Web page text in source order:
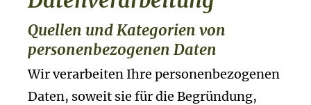
Quellen und Kategorien von
personenbezogenen Daten
Wir verarbeiten Ihre personenbezogenen
Daten, soweit sie für die Begründung,